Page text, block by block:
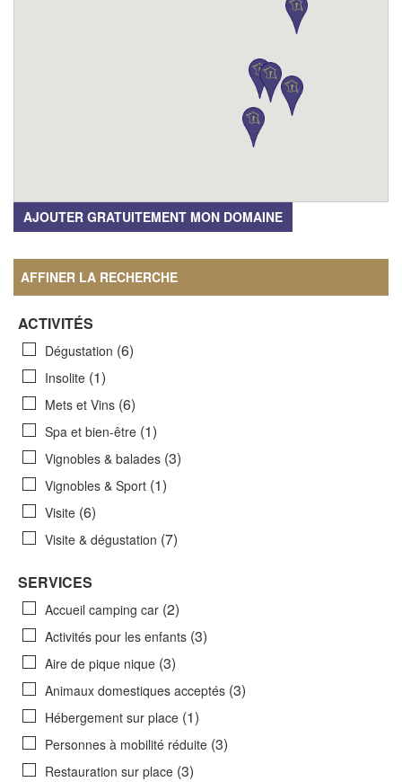
AJOUTER GRATUITEMENT MON DOMAINE
AFFINER LA RECHERCHE
ACTIVITÉS
Dégustation (6)
Insolite (1)
Mets et Vins (6)
Spa et bien-être (1)
Vignobles & balades (3)
Vignobles & Sport (1)
Visite (6)
Visite & dégustation (7)
SERVICES
Accueil camping car (2)
Activités pour les enfants (3)
Aire de pique nique (3)
Animaux domestiques acceptés (3)
Hébergement sur place (1)
Personnes à mobilité réduite (3)
Restauration sur place (3)